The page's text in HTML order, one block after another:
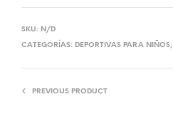
SKU: N/D
CATEGORÍAS: DEPORTIVAS PARA NIÑOS,
PREVIOUS PRODUCT